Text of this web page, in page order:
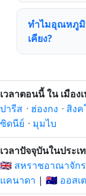
ทำไมอุณหภูมิ
เคียง?
เวลาตอนนี้ ใน เมือง
ปารีส · ฮ่องกง · สิงค
ซิดนีย์ · มุมไบ
เวลาปัจจุบันในประเ
🇬🇧 สหราชอาณาจักร
แคนาดา | 🇦🇺 ออสเ